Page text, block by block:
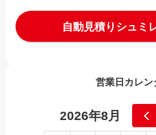
自動見積りシュミ
営業日カレン
2026年8月